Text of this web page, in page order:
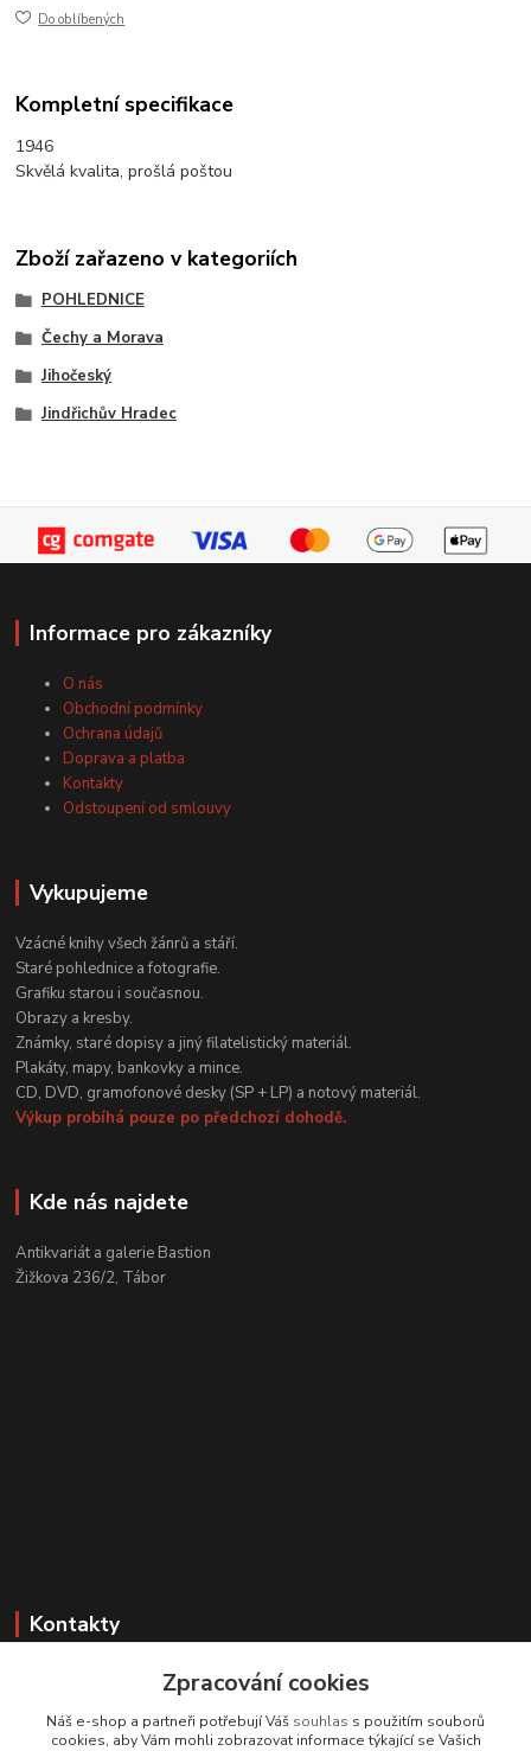
Do oblíbených
Kompletní specifikace
1946
Skvělá kvalita, prošlá poštou
Zboží zařazeno v kategoriích
POHLEDNICE
Čechy a Morava
Jihočeský
Jindřichův Hradec
Informace pro zákazníky
O nás
Obchodní podmínky
Ochrana údajů
Doprava a platba
Kontakty
Odstoupení od smlouvy
Vykupujeme
Vzácné knihy všech žánrů a stáří.
Staré pohlednice a fotografie.
Grafiku starou i současnou.
Obrazy a kresby.
Známky, staré dopisy a jiný filatelistický materiál.
Plakáty, mapy, bankovky a mince.
CD, DVD, gramofonové desky (SP + LP) a notový materiál.
Výkup probíhá pouze po předchozí dohodě.
Kde nás najdete
Antikvariát a galerie Bastion
Žižkova 236/2, Tábor
Kontakty
Zákaznická podpora
+420 608 331 344
(Po-Pá, 11-17 hod.; So, 9-12 hod.)
Zpracování cookies
Náš e-shop a partneři potřebují Váš souhlas s použitím souborů
cookies, aby Vám mohli zobrazovat informace týkající se Vašich